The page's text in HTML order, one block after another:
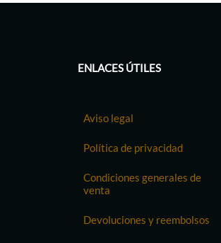
ENLACES ÚTILES
Aviso legal
Política de privacidad
Condiciones generales de
venta
Devoluciones y reembolsos